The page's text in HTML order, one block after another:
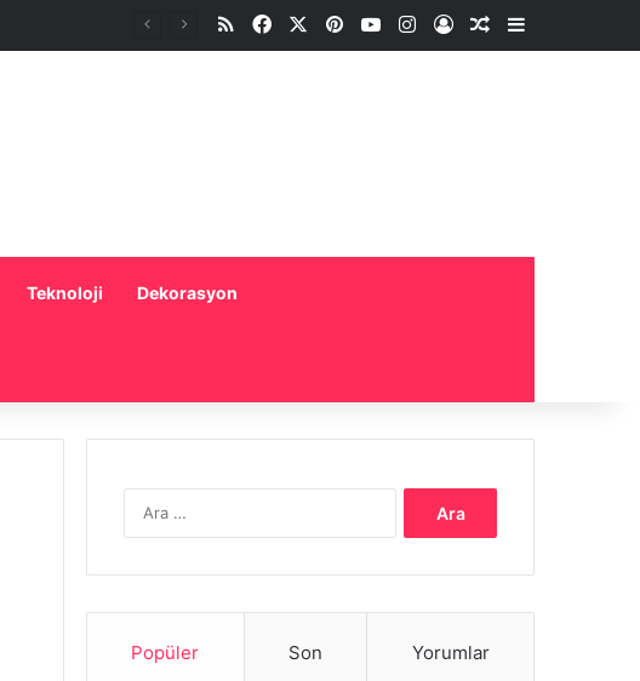
RSSFacebookPinterestYouTubeInstagramOturum aç
Rastgele Makale
Kenar
Teknoloji Dekorasyon
Popüler Son Yorumlar